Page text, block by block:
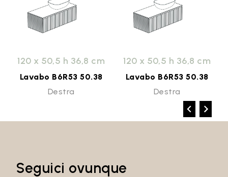
120 x 50,5 h 36,8 cm
Lavabo B6R53 50.38
Destra
120 x 50,5 h 36,8 cm
Lavabo B6R53 50.38
Destra
Seguici ovunque